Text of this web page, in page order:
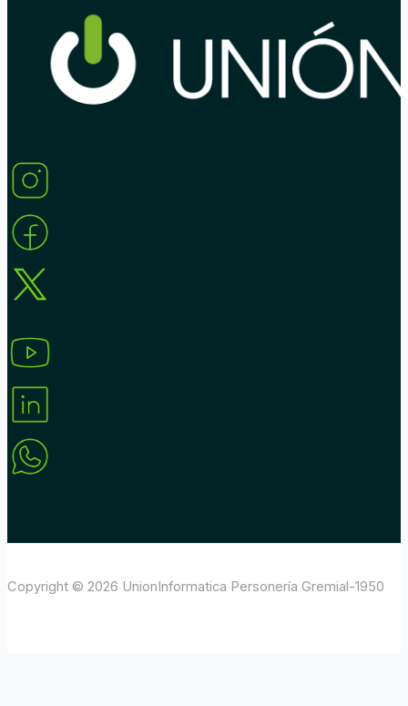
Copyright © 2026 UnionInformatica Personería Gremial-1950